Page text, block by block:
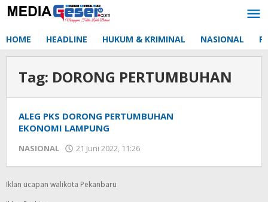
Lewati
ke
HOME HEADLINE HUKUM & KRIMINAL NASIONAL
Tag: DORONG PERTUMBUHAN
ALEG PKS DORONG PERTUMBUHAN
EKONOMI LAMPUNG
NASIONAL 21 Juni 2022, 11:26
Iklan ucapan walikota Pekanbaru